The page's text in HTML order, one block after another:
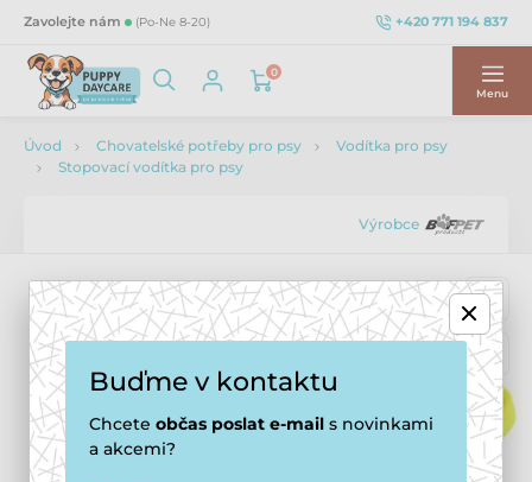
Zavolejte nám (Po-Ne 8-20) +420 771 194 837
0
Menu
Úvod Chovatelské potřeby pro psy
Vodítka pro psy
Stopovací vodítka pro psy
Výrobce
Buďme v kontaktu
Chcete občas poslat e-mail s novinkami
a akcemi?